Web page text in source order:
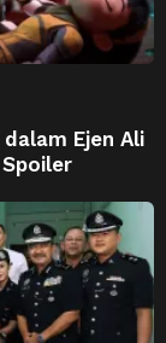
Ejen Ali